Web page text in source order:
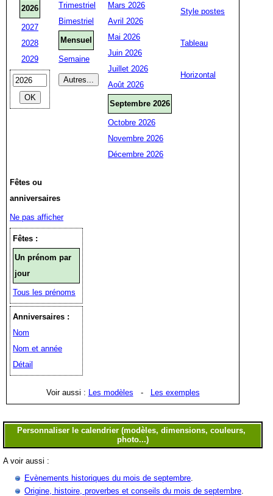
2026
2027
2028
2029
Trimestriel
Bimestriel
Mensuel
Semaine
Mars 2026
Avril 2026
Mai 2026
Juin 2026
Juillet 2026
Août 2026
Septembre 2026
Octobre 2026
Novembre 2026
Décembre 2026
Style postes
Tableau
Horizontal
Fêtes ou
anniversaires
Ne pas afficher
Fêtes :
Un prénom par
jour
Tous les prénoms
Anniversaires :
Nom
Nom et année
Détail
Voir aussi : Les modèles - Les exemples
A voir aussi :
Evènements historiques du mois de septembre.
Origine, histoire, proverbes et conseils du mois de septembre.